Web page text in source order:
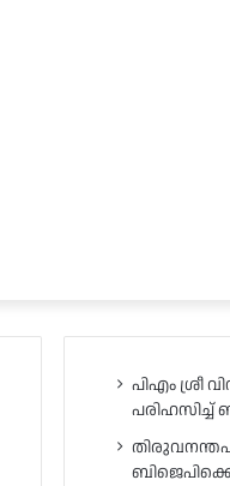
പിഎം ശ്രീ
പരിഹസിച്ച്